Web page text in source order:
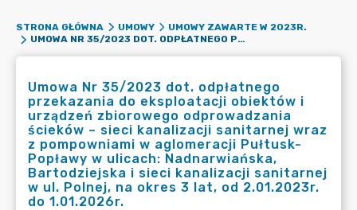
STRONA GŁÓWNA UMOWY
UMOWY ZAWARTE W 2023R.
UMOWA NR 35/2023 DOT. ODPŁATNEGO PRZEKAZANIA DO EKSPLOATACJI OBIEKTÓW I URZĄDZEŃ ZBIOROWEGO ODPROWADZANIA ŚCIEKÓW – SIECI KANALIZACJI SANITARNEJ WRAZ Z POMPOWNIAMI W AGLOMERACJI PUŁTUSK-POPŁAWY W ULICACH: NADNARWIAŃSKA, BARTODZIEJSKA I SIECI KANALIZACJI SANITARNEJ W UL. POLNEJ, NA OKRES 3 LAT, OD 2.01.2023R. DO 1.01.2026R.
Umowa Nr 35/2023 dot. odpłatnego
przekazania do eksploatacji obiektów i
urządzeń zbiorowego odprowadzania
ścieków – sieci kanalizacji sanitarnej wraz
z pompowniami w aglomeracji Pułtusk-
Popławy w ulicach: Nadnarwiańska,
Bartodziejska i sieci kanalizacji sanitarnej
w ul. Polnej, na okres 3 lat, od 2.01.2023r.
do 1.01.2026r.